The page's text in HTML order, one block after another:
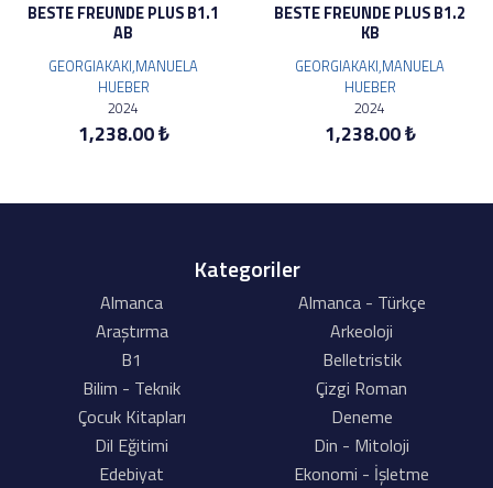
BESTE FREUNDE PLUS B1.1
AB
GEORGIAKAKI,MANUELA
HUEBER
2024
1,238.00 ₺
BESTE FREUNDE PLUS B1.2
KB
GEORGIAKAKI,MANUELA
HUEBER
2024
1,238.00 ₺
Kategoriler
Almanca
Almanca - Türkçe
Araştırma
Arkeoloji
B1
Belletristik
Bilim - Teknik
Çizgi Roman
Çocuk Kitapları
Deneme
Dil Eğitimi
Din - Mitoloji
Edebiyat
Ekonomi - İşletme